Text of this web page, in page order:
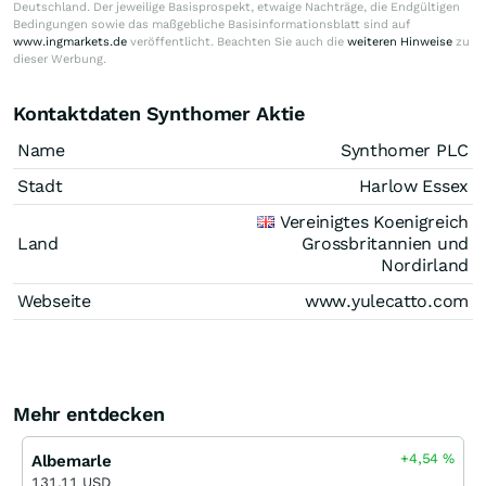
Deutschland. Der jeweilige Basisprospekt, etwaige Nachträge, die Endgültigen
Bedingungen sowie das maßgebliche Basisinformationsblatt sind auf
www.ingmarkets.de veröffentlicht. Beachten Sie auch die weiteren Hinweise zu
dieser Werbung.
Kontaktdaten Synthomer Aktie
Name
Synthomer PLC
Stadt
Harlow Essex
Land
Vereinigtes Koenigreich
Grossbritannien und
Nordirland
Webseite
www.yulecatto.com
Mehr entdecken
Albemarle
131,11 USD
+4,54%